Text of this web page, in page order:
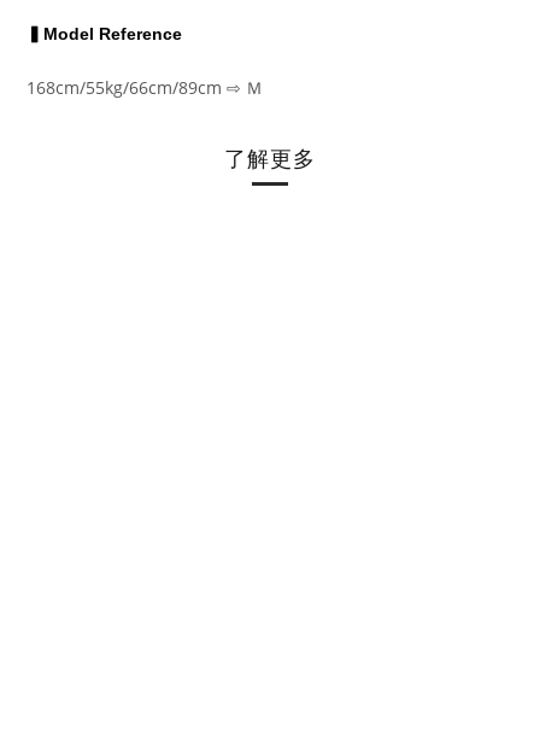
▍Model Reference
168cm/55kg/66cm/89cm ⇨ Ｍ
了解更多